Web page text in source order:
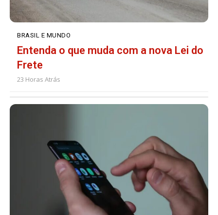
BRASIL E MUNDO
Entenda o que muda com a nova Lei do
Frete
23 Horas Atrás